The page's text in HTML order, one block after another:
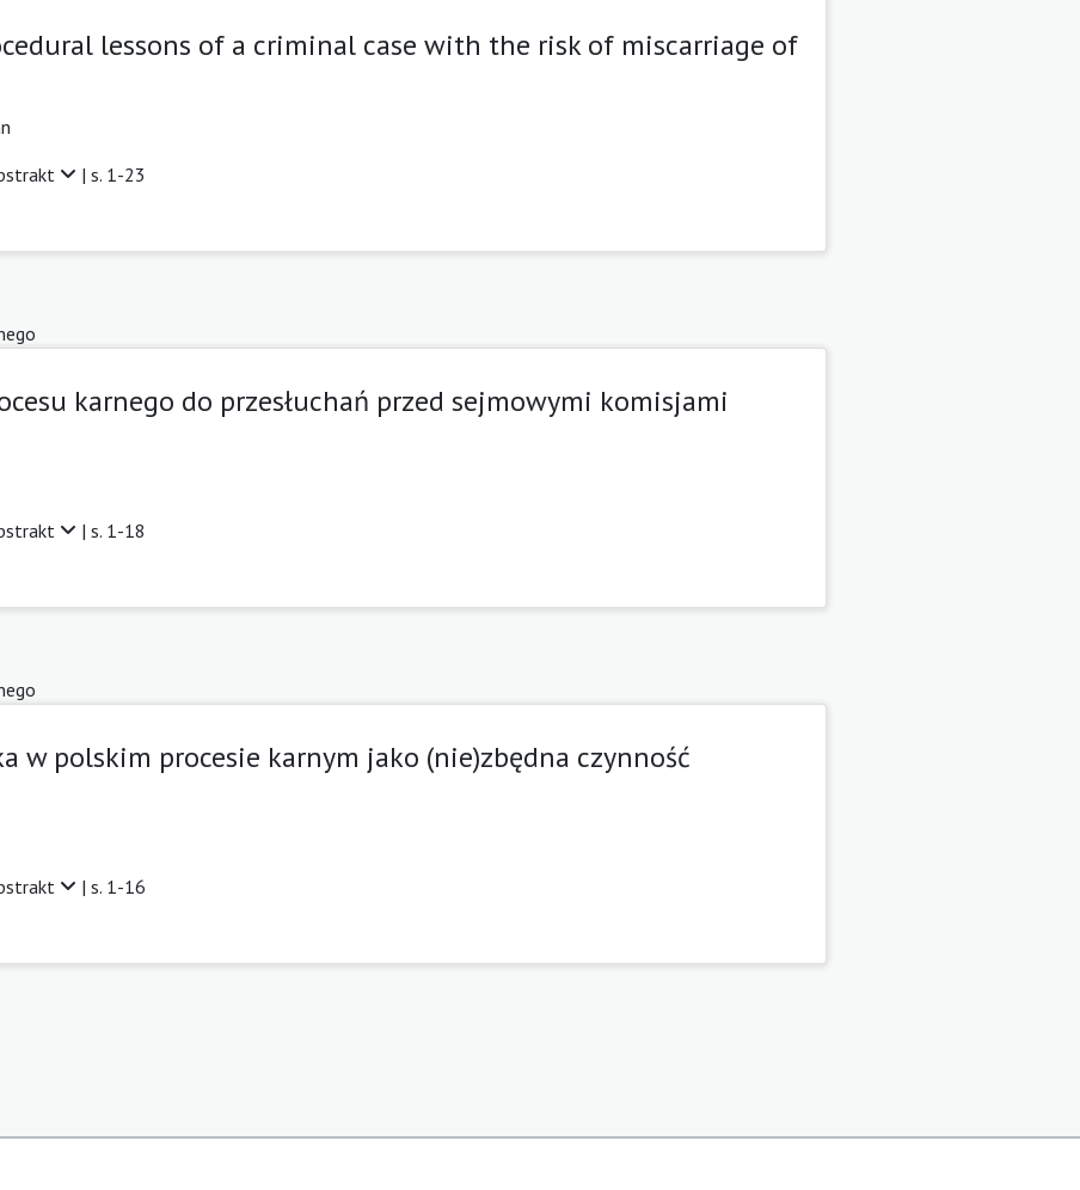
lessons of a criminal case with the risk of miscarriage of
| s. 1-23
karnego do przesłuchań przed sejmowymi komisjami
| s. 1-18
w polskim procesie karnym jako (nie)zbędna czynność
| s. 1-16